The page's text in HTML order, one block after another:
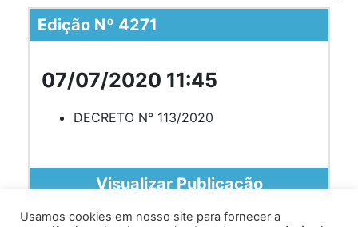
Edição Nº 4271
07/07/2020 11:45
DECRETO N° 113/2020
Visualizar Publicação
Usamos cookies em nosso site para fornecer a